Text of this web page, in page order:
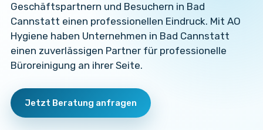
Geschäftspartnern und Besuchern in Bad
Cannstatt einen professionellen Eindruck. Mit AO
Hygiene haben Unternehmen in Bad Cannstatt
einen zuverlässigen Partner für professionelle
Büroreinigung an ihrer Seite.
Jetzt Beratung anfragen